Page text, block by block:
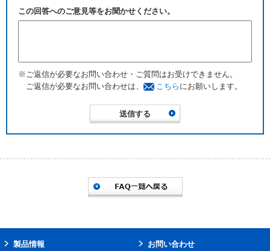
この回答へのご意見等をお聞かせください。
※ご返信が必要なお問い合わせ・ご質問はお受けできません。
ご返信が必要なお問い合わせは、
こちら にお願いします。
製品情報 お問い合わせ